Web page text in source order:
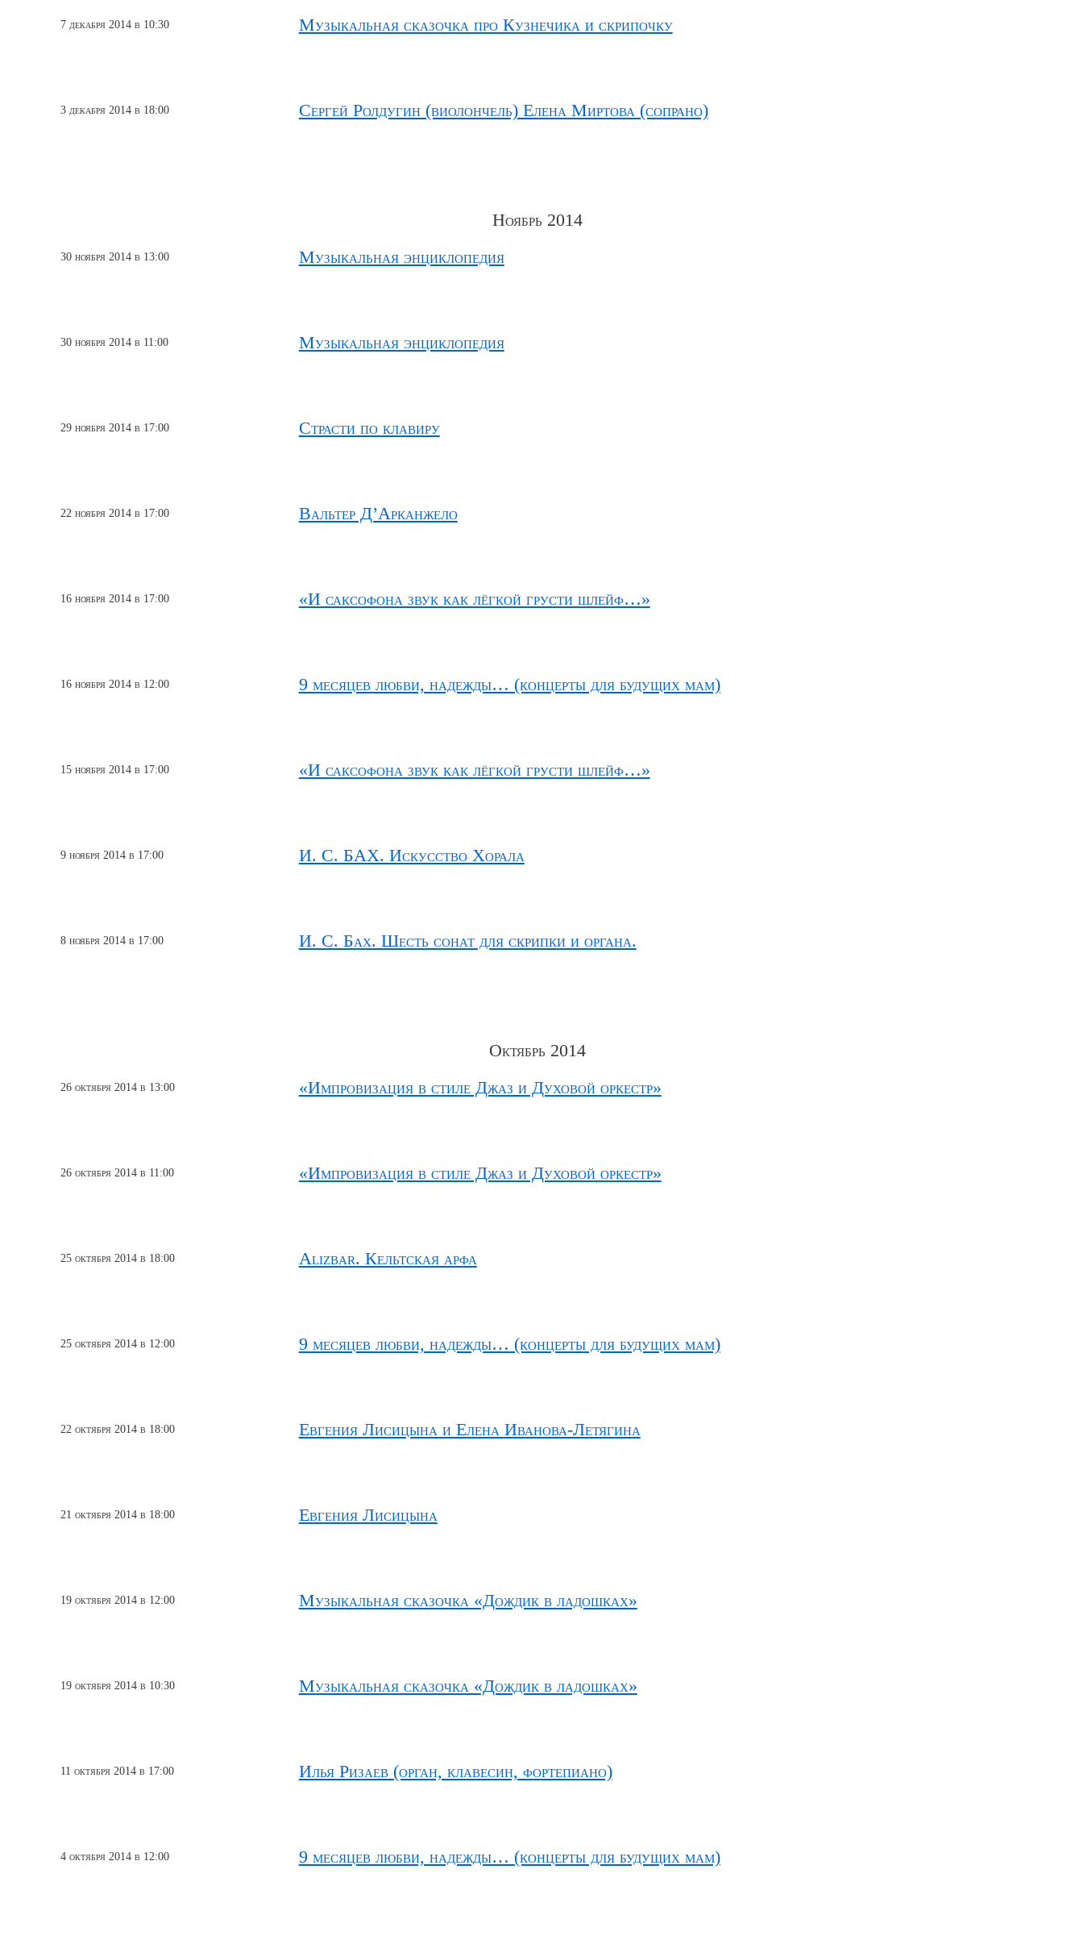
7 декабря 2014 в 10:30 Музыкальная сказочка про Кузнечика и скрипочку
3 декабря 2014 в 18:00 Сергей Ролдугин (виолончель) Елена Миртова (сопрано)
Ноябрь 2014
30 ноября 2014 в 13:00 Музыкальная энциклопедия
30 ноября 2014 в 11:00 Музыкальная энциклопедия
29 ноября 2014 в 17:00 Страсти по клавиру
22 ноября 2014 в 17:00 Вальтер Д’Арканжело
16 ноября 2014 в 17:00 «И саксофона звук как лёгкой грусти шлейф…»
16 ноября 2014 в 12:00 9 месяцев любви, надежды… (концерты для будущих мам)
15 ноября 2014 в 17:00 «И саксофона звук как лёгкой грусти шлейф…»
9 ноября 2014 в 17:00 И. С. БАХ. Искусство Хорала
8 ноября 2014 в 17:00 И. С. Бах. Шесть сонат для скрипки и органа.
Октябрь 2014
26 октября 2014 в 13:00 «Импровизация в стиле Джаз и Духовой оркестр»
26 октября 2014 в 11:00 «Импровизация в стиле Джаз и Духовой оркестр»
25 октября 2014 в 18:00 Alizbar. Кельтская арфа
25 октября 2014 в 12:00 9 месяцев любви, надежды… (концерты для будущих мам)
22 октября 2014 в 18:00 Евгения Лисицына и Елена Иванова-Летягина
21 октября 2014 в 18:00 Евгения Лисицына
19 октября 2014 в 12:00 Музыкальная сказочка «Дождик в ладошках»
19 октября 2014 в 10:30 Музыкальная сказочка «Дождик в ладошках»
11 октября 2014 в 17:00 Илья Ризаев (орган, клавесин, фортепиано)
4 октября 2014 в 12:00 9 месяцев любви, надежды… (концерты для будущих мам)